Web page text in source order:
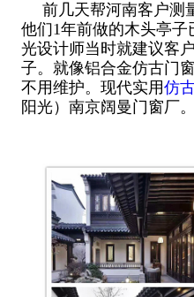
前几天帮河南客户测
他们1年前做的木头亭子
光设计师当时就建议客
子。就像铝合金仿古门
不用维护。现代实用仿
阳光）南京阔曼门窗厂。